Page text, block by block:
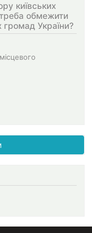
київських
треба обмежити
громад України?